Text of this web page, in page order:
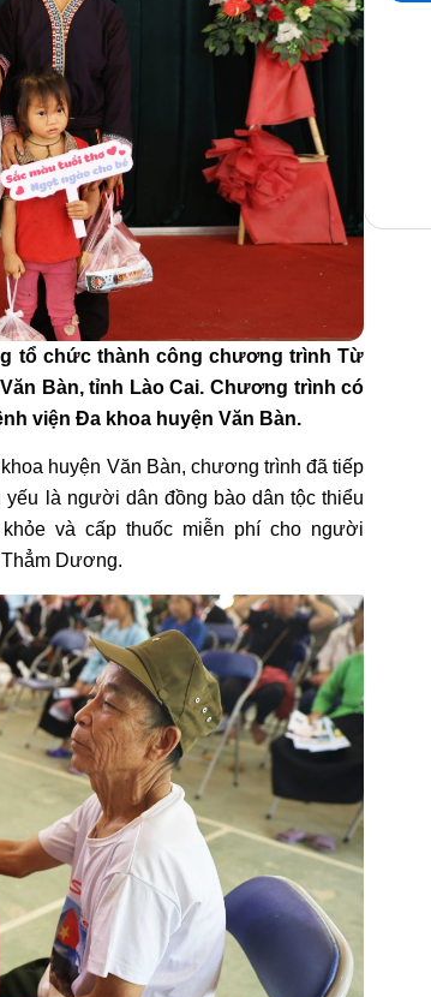
tổ chức thành công chương trình Từ
Bàn, tỉnh Lào Cai. Chương trình có
viện Đa khoa huyện Văn Bàn.
huyện Văn Bàn, chương trình đã tiếp
là người dân đồng bào dân tộc thiểu
và cấp thuốc miễn phí cho người
Dương.